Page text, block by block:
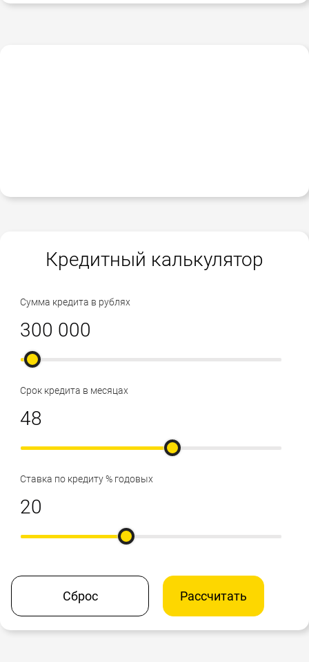
Кредитный калькулятор
Сумма кредита в рублях
Срок кредита в месяцах
Ставка по кредиту % годовых
Сброс Рассчитать